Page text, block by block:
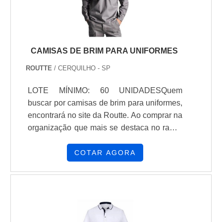
CAMISAS DE BRIM PARA UNIFORMES
ROUTTE/ CERQUILHO - SP
LOTE MÍNIMO: 60 UNIDADESQuem
buscar por camisas de brim para uniformes,
encontrará no site da Routte. Ao comprar na
organização que mais se destaca no ramo,
excelência e terá a garantia de adquirir
demanda.Quando o tema é camisas de
da Routte o cliente encontrará excelente
custo-benefício e diversas opções de
COTAR AGORA